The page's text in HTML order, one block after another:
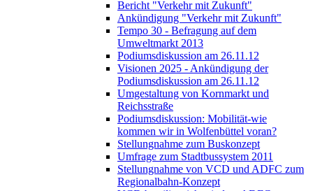
Bericht "Verkehr mit Zukunft"
Ankündigung "Verkehr mit Zukunft"
Tempo 30 - Befragung auf dem
Umweltmarkt 2013
Podiumsdiskussion am 26.11.12
Visionen 2025 - Ankündigung der
Podiumsdiskussion am 26.11.12
Umgestaltung von Kornmarkt und
Reichsstraße
Podiumsdiskussion: Mobilität-wie
kommen wir in Wolfenbüttel voran?
Stellungnahme zum Buskonzept
Umfrage zum Stadtbussystem 2011
Stellungnahme von VCD und ADFC zum
Regionalbahn-Konzept